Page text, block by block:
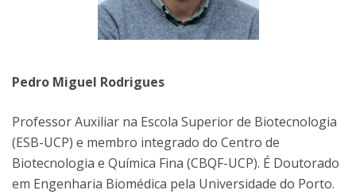
Pedro Miguel Rodrigues
Professor Auxiliar na Escola Superior de Biotecnologia
(ESB-UCP) e membro integrado do Centro de
Biotecnologia e Química Fina (CBQF-UCP). É Doutorado
em Engenharia Biomédica pela Universidade do Porto.